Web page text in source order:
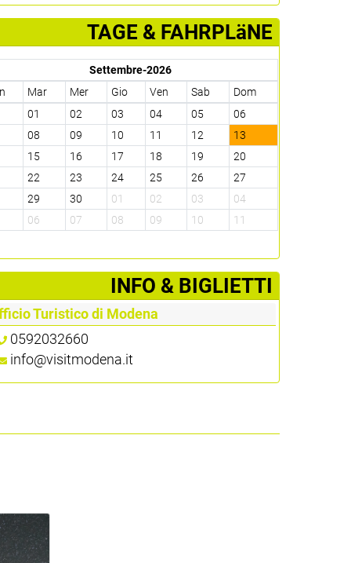
TAGE & FAHRPLäNE
Settembre-2026
Mar Mer Gio Ven Sab
Dom
01 02 03 04 05
06
08 09 10 11 12
13
15 16 17 18 19
20
22 23 24 25 26
27
29 30 01 02 03
04
06 07 08 09 10 11
­INFO & BIGLIETTI
Turistico di Modena
0592032660
info@visitmodena.it